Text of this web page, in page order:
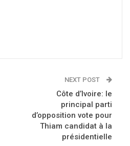
NEXT POST
Côte d’Ivoire: le
principal parti
d’opposition vote pour
Thiam candidat à la
présidentielle